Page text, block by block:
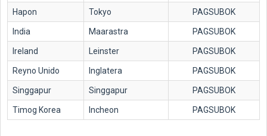
Hapon Tokyo PAGSUBOK
India Maarastra PAGSUBOK
Ireland Leinster PAGSUBOK
Reyno Unido Inglatera PAGSUBOK
Singgapur Singgapur PAGSUBOK
Timog Korea Incheon PAGSUBOK